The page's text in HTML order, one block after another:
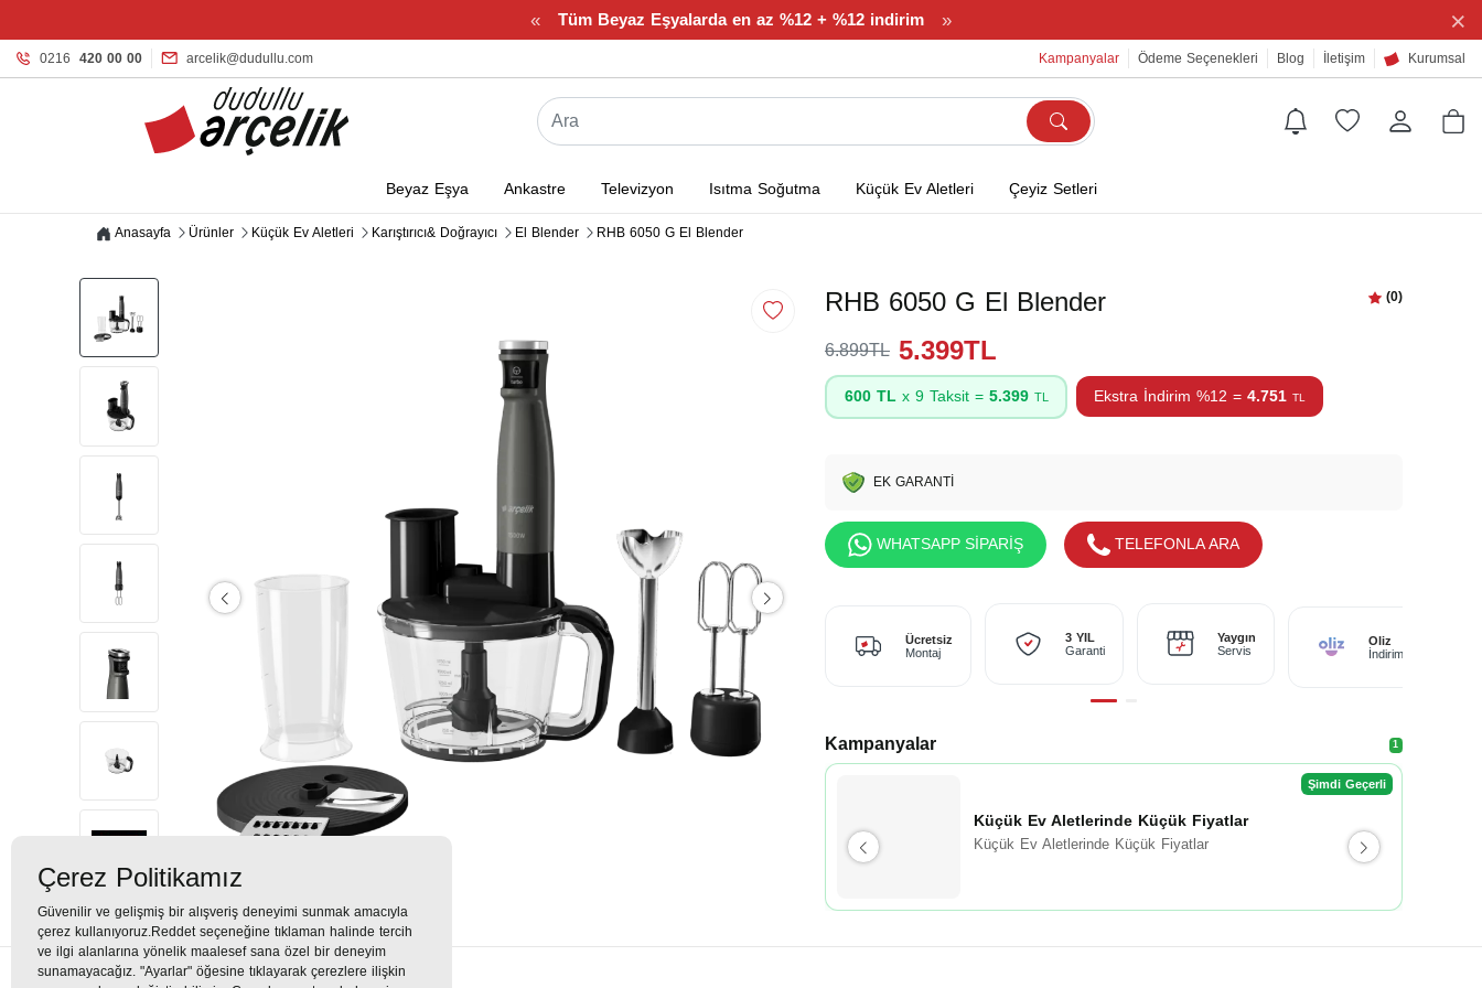
« Tüm Beyaz Eşyalarda en az %12 + %12 indirim » ×
0216 420 00 00 arcelik@dudullu.com Kampanyalar Ödeme Seçenekleri Blog İletişim Kurumsal
Beyaz Eşya Ankastre Televizyon Isıtma Soğutma Küçük Ev Aletleri Çeyiz Setleri
Anasayfa Ürünler Küçük Ev Aletleri Karıştırıcı& Doğrayıcı El Blender RHB 6050 G El Blender
RHB 6050 G El Blender (0)
6.899TL 5.399TL
600 TLx 9 Taksit = 5.399 TL Ekstra İndirim %12 = 4.751 TL
EK GARANTİ
WHATSAPP SİPARİŞ TELEFONLA ARA
Ücretsiz
Montaj
3 YIL
Garanti
Yaygın
Servis
Oliz
İndirimi
Kampanyalar 1
Şimdi Geçerli
Küçük Ev Aletlerinde Küçük Fiyatlar
Küçük Ev Aletlerinde Küçük Fiyatlar
Çerez Politikamız
Güvenilir ve gelişmiş bir alışveriş deneyimi sunmak amacıyla
çerez kullanıyoruz.Reddet seçeneğine tıklaman halinde tercih
ve ilgi alanlarına yönelik maalesef sana özel bir deneyim
sunamayacağız. "Ayarlar" öğesine tıklayarak çerezlere ilişkin